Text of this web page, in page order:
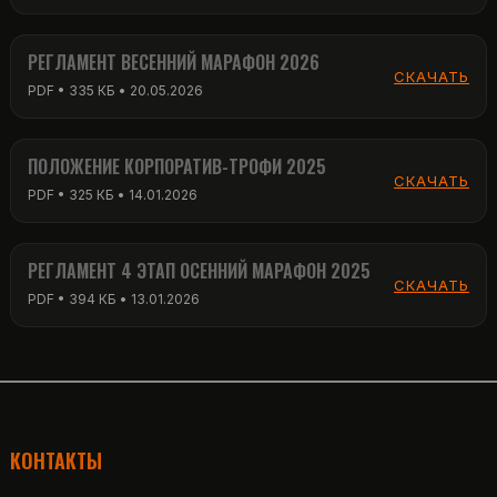
РЕГЛАМЕНТ ВЕСЕННИЙ МАРАФОН 2026
PDF • 335 КБ • 20.05.2026
СКАЧАТЬ
ПОЛОЖЕНИЕ КОРПОРАТИВ-ТРОФИ 2025
PDF • 325 КБ • 14.01.2026
СКАЧАТЬ
РЕГЛАМЕНТ 4 ЭТАП ОСЕННИЙ МАРАФОН 2025
PDF • 394 КБ • 13.01.2026
СКАЧАТЬ
КОНТАКТЫ